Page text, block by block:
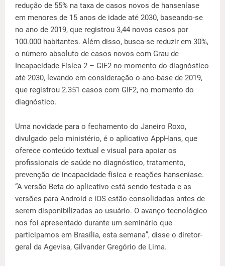
redução de 55% na taxa de casos novos de hanseníase
em menores de 15 anos de idade até 2030, baseando-se
no ano de 2019, que registrou 3,44 novos casos por
100.000 habitantes. Além disso, busca-se reduzir em 30%,
o número absoluto de casos novos com Grau de
Incapacidade Física 2 – GIF2 no momento do diagnóstico
até 2030, levando em consideração o ano-base de 2019,
que registrou 2.351 casos com GIF2, no momento do
diagnóstico.
Uma novidade para o fechamento do Janeiro Roxo,
divulgado pelo ministério, é o aplicativo AppHans, que
oferece conteúdo textual e visual para apoiar os
profissionais de saúde no diagnóstico, tratamento,
prevenção de incapacidade física e reações hanseníase.
“A versão Beta do aplicativo está sendo testada e as
versões para Android e iOS estão consolidadas antes de
serem disponibilizadas ao usuário. O avanço tecnológico
nos foi apresentado durante um seminário que
participamos em Brasília, esta semana”, disse o diretor-
geral da Agevisa, Gilvander Gregório de Lima.